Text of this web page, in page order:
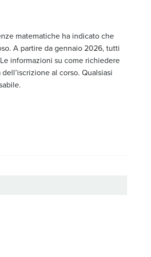
matematiche ha indicato che
A partire da gennaio 2026, tutti
informazioni su come richiedere
al corso. Qualsiasi